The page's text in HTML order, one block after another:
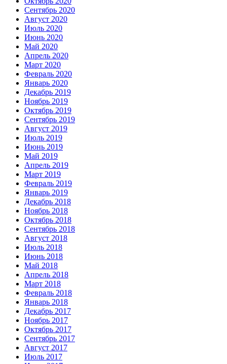
Сентябрь 2020
Август 2020
Июль 2020
Июнь 2020
Май 2020
Апрель 2020
Март 2020
Февраль 2020
Январь 2020
Декабрь 2019
Ноябрь 2019
Октябрь 2019
Сентябрь 2019
Август 2019
Июль 2019
Июнь 2019
Май 2019
Апрель 2019
Март 2019
Февраль 2019
Январь 2019
Декабрь 2018
Ноябрь 2018
Октябрь 2018
Сентябрь 2018
Август 2018
Июль 2018
Июнь 2018
Май 2018
Апрель 2018
Март 2018
Февраль 2018
Январь 2018
Декабрь 2017
Ноябрь 2017
Октябрь 2017
Сентябрь 2017
Август 2017
Июль 2017